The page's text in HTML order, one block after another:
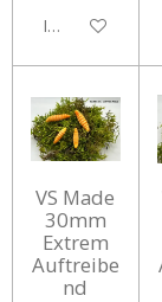
In den
VS Made
30mm
Extrem
Auftreibe
nd